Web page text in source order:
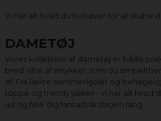
Vi har alt hvad du behøver for at skabe
DAMETØJ
Vores kollektion af dametøj er både
bred vifte af smykker, som du
af. Fra lækre sommerkjoler og
toppe og trendy jakker - vi har alt hvad
ud og føle dig fantastisk dagen lang.